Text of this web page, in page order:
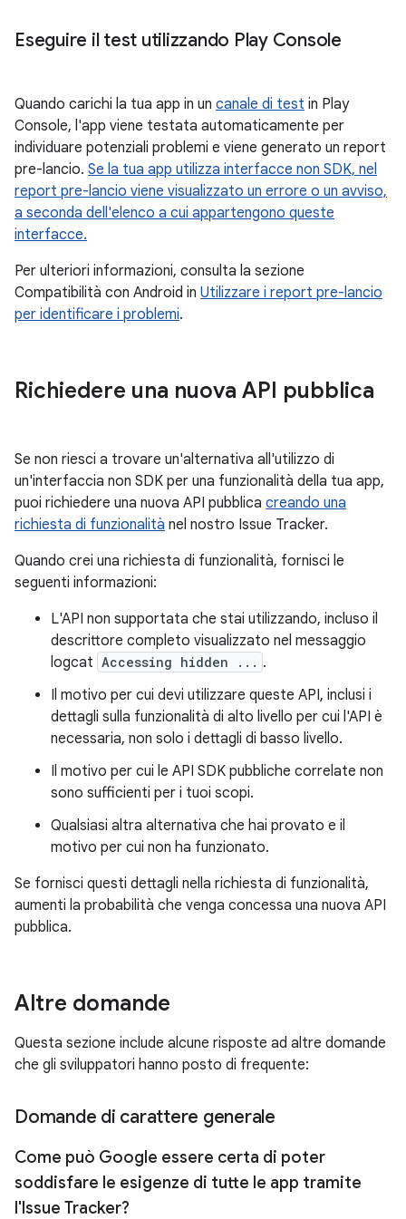
Eseguire il test utilizzando Play Console
Quando carichi la tua app in un canale di test in Play
Console, l'app viene testata automaticamente per
individuare potenziali problemi e viene generato un report
pre-lancio. Se la tua app utilizza interfacce non SDK, nel
report pre-lancio viene visualizzato un errore o un avviso,
a seconda dell'elenco a cui appartengono queste
interfacce.
Per ulteriori informazioni, consulta la sezione
Compatibilità con Android in Utilizzare i report pre-lancio
per identificare i problemi.
Richiedere una nuova API pubblica
Se non riesci a trovare un'alternativa all'utilizzo di
un'interfaccia non SDK per una funzionalità della tua app,
puoi richiedere una nuova API pubblica creando una
richiesta di funzionalità nel nostro Issue Tracker.
Quando crei una richiesta di funzionalità, fornisci le
seguenti informazioni:
L'API non supportata che stai utilizzando, incluso il
descrittore completo visualizzato nel messaggio
logcat Accessing hidden ... .
Il motivo per cui devi utilizzare queste API, inclusi i
dettagli sulla funzionalità di alto livello per cui l'API è
necessaria, non solo i dettagli di basso livello.
Il motivo per cui le API SDK pubbliche correlate non
sono sufficienti per i tuoi scopi.
Qualsiasi altra alternativa che hai provato e il
motivo per cui non ha funzionato.
Se fornisci questi dettagli nella richiesta di funzionalità,
aumenti la probabilità che venga concessa una nuova API
pubblica.
Altre domande
Questa sezione include alcune risposte ad altre domande
che gli sviluppatori hanno posto di frequente:
Domande di carattere generale
Come può Google essere certa di poter
soddisfare le esigenze di tutte le app tramite
l'Issue Tracker?